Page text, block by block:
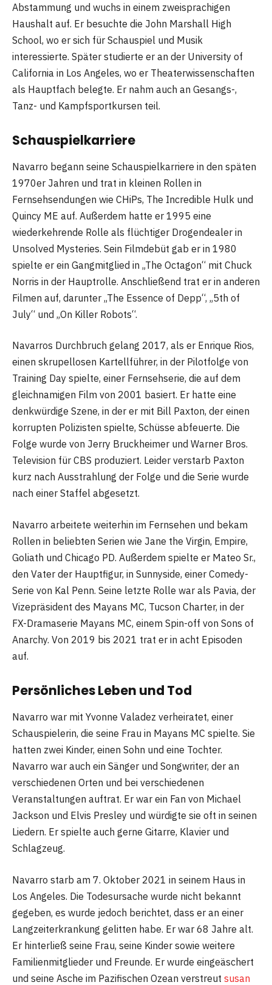
Abstammung und wuchs in einem zweisprachigen
Haushalt auf. Er besuchte die John Marshall High
School, wo er sich für Schauspiel und Musik
interessierte. Später studierte er an der University of
California in Los Angeles, wo er Theaterwissenschaften
als Hauptfach belegte. Er nahm auch an Gesangs-,
Tanz- und Kampfsportkursen teil.
Schauspielkarriere
Navarro begann seine Schauspielkarriere in den späten
1970er Jahren und trat in kleinen Rollen in
Fernsehsendungen wie CHiPs, The Incredible Hulk und
Quincy ME auf. Außerdem hatte er 1995 eine
wiederkehrende Rolle als flüchtiger Drogendealer in
Unsolved Mysteries. Sein Filmdebüt gab er in 1980
spielte er ein Gangmitglied in „The Octagon“ mit Chuck
Norris in der Hauptrolle. Anschließend trat er in anderen
Filmen auf, darunter „The Essence of Depp“, „5th of
July“ und „On Killer Robots“.
Navarros Durchbruch gelang 2017, als er Enrique Rios,
einen skrupellosen Kartellführer, in der Pilotfolge von
Training Day spielte, einer Fernsehserie, die auf dem
gleichnamigen Film von 2001 basiert. Er hatte eine
denkwürdige Szene, in der er mit Bill Paxton, der einen
korrupten Polizisten spielte, Schüsse abfeuerte. Die
Folge wurde von Jerry Bruckheimer und Warner Bros.
Television für CBS produziert. Leider verstarb Paxton
kurz nach Ausstrahlung der Folge und die Serie wurde
nach einer Staffel abgesetzt.
Navarro arbeitete weiterhin im Fernsehen und bekam
Rollen in beliebten Serien wie Jane the Virgin, Empire,
Goliath und Chicago PD. Außerdem spielte er Mateo Sr.,
den Vater der Hauptfigur, in Sunnyside, einer Comedy-
Serie von Kal Penn. Seine letzte Rolle war als Pavia, der
Vizepräsident des Mayans MC, Tucson Charter, in der
FX-Dramaserie Mayans MC, einem Spin-off von Sons of
Anarchy. Von 2019 bis 2021 trat er in acht Episoden
auf.
Persönliches Leben und Tod
Navarro war mit Yvonne Valadez verheiratet, einer
Schauspielerin, die seine Frau in Mayans MC spielte. Sie
hatten zwei Kinder, einen Sohn und eine Tochter.
Navarro war auch ein Sänger und Songwriter, der an
verschiedenen Orten und bei verschiedenen
Veranstaltungen auftrat. Er war ein Fan von Michael
Jackson und Elvis Presley und würdigte sie oft in seinen
Liedern. Er spielte auch gerne Gitarre, Klavier und
Schlagzeug.
Navarro starb am 7. Oktober 2021 in seinem Haus in
Los Angeles. Die Todesursache wurde nicht bekannt
gegeben, es wurde jedoch berichtet, dass er an einer
Langzeiterkrankung gelitten habe. Er war 68 Jahre alt.
Er hinterließ seine Frau, seine Kinder sowie weitere
Familienmitglieder und Freunde. Er wurde eingeäschert
und seine Asche im Pazifischen Ozean verstreut susan